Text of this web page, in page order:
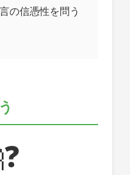
の信憑性を問う